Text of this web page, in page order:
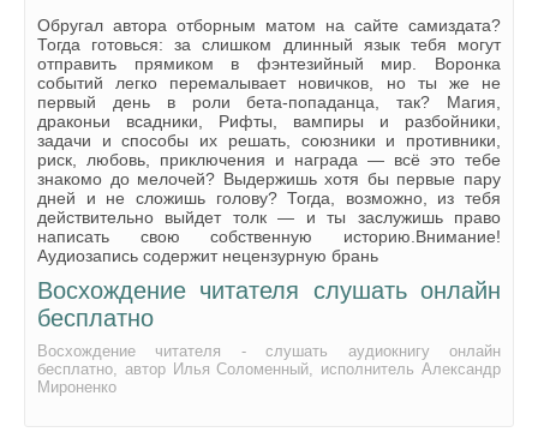
Восхождение читателя 22
Восхождение читателя 23
Обругал автора отборным матом на сайте самиздата?
Тогда готовься: за слишком длинный язык тебя могут
отправить прямиком в фэнтезийный мир. Воронка
событий легко перемалывает новичков, но ты же не
первый день в роли бета-попаданца, так? Магия,
драконьи всадники, Рифты, вампиры и разбойники,
задачи и способы их решать, союзники и противники,
риск, любовь, приключения и награда — всё это тебе
знакомо до мелочей? Выдержишь хотя бы первые пару
дней и не сложишь голову? Тогда, возможно, из тебя
действительно выйдет толк — и ты заслужишь право
написать свою собственную историю.Внимание!
Аудиозапись содержит нецензурную брань
Восхождение читателя слушать онлайн
бесплатно
Восхождение читателя - слушать аудиокнигу онлайн
бесплатно, автор Илья Соломенный, исполнитель Александр
Мироненко